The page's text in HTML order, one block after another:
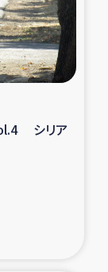
生計支援
改善事業
改善事業
シリア